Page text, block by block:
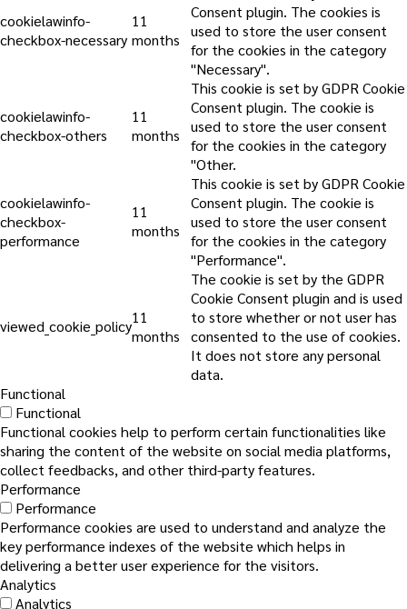
cookielawinfo-
checkbox-necessary
11
months
Consent plugin. The cookies is
used to store the user consent
for the cookies in the category
"Necessary".
cookielawinfo-
checkbox-others
11
months
This cookie is set by GDPR Cookie
Consent plugin. The cookie is
used to store the user consent
for the cookies in the category
"Other.
cookielawinfo-
checkbox-
performance
11
months
This cookie is set by GDPR Cookie
Consent plugin. The cookie is
used to store the user consent
for the cookies in the category
"Performance".
viewed_cookie_policy11
months
The cookie is set by the GDPR
Cookie Consent plugin and is used
to store whether or not user has
consented to the use of cookies.
It does not store any personal
data.
Functional
Functional
Functional cookies help to perform certain functionalities like
sharing the content of the website on social media platforms,
collect feedbacks, and other third-party features.
Performance
Performance
Performance cookies are used to understand and analyze the
key performance indexes of the website which helps in
delivering a better user experience for the visitors.
Analytics
Analytics